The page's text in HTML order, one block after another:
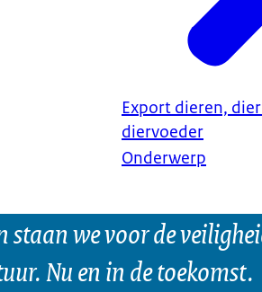
Export dieren,
diervoeder
Onderwerp
staan we voor de
Nu en in de toekomst.